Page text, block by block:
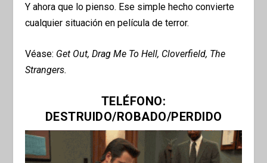
Y ahora que lo pienso. Ese simple hecho convierte
cualquier situación en película de terror.
Véase: Get Out, Drag Me To Hell, Cloverfield, The
Strangers.
TELÉFONO:
DESTRUIDO/ROBADO/PERDIDO